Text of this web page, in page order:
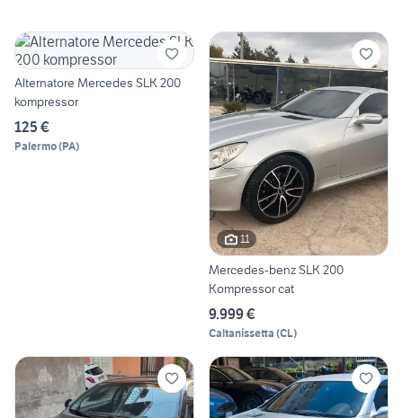
Alternatore Mercedes SLK 200
kompressor
125 €
Palermo(PA)
11
Mercedes-benz SLK 200
Kompressor cat
9.999 €
Caltanissetta (CL)